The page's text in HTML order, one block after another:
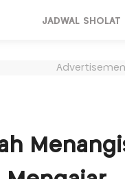
JADWAL SHOLAT